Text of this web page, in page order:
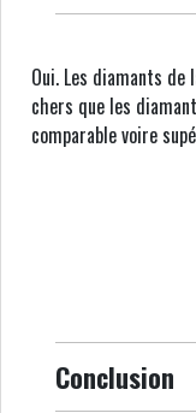
Oui. Les diamants
chers que les
comparable voire
Conclusion